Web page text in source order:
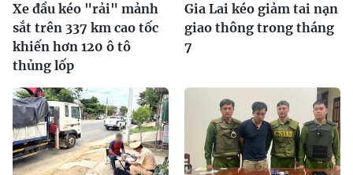
Xe đầu kéo "rải" mảnh
sắt trên 337 km cao tốc
khiến hơn 120 ô tô
thủng lốp
Gia Lai kéo giảm tai nạn
giao thông trong tháng
7